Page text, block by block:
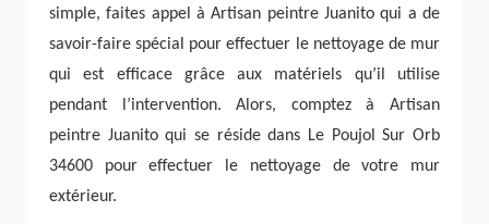
simple, faites appel à Artisan peintre Juanito qui a de
savoir-faire spécial pour effectuer le nettoyage de mur
qui est efficace grâce aux matériels qu’il utilise
pendant l’intervention. Alors, comptez à Artisan
peintre Juanito qui se réside dans Le Poujol Sur Orb
34600 pour effectuer le nettoyage de votre mur
extérieur.